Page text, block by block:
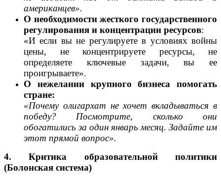
американцев».
О необходимости жесткого государственного
регулирования и концентрации ресурсов:
«И если вы не регулируете в условиях войны
цены, не концентрируете ресурсы, не
определяете ключевые задачи, вы ее
проигрываете».
О нежелании крупного бизнеса помогать
стране:
«Почему олигархат не хочет вкладываться в
победу? Посмотрите, сколько они
обогатились за один январь месяц. Задайте им
этот прямой вопрос».
4. Критика образовательной политики
(Болонская система)